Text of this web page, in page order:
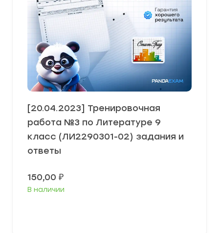
[20.04.2023] Тренировочная
работа №3 по Литературе 9
класс (ЛИ2290301-02) задания и
ответы
150,00 ₽
В наличии